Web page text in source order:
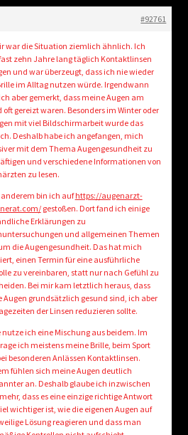
child
menu
#92761
war die Situation ziemlich ähnlich. Ich
zehn Jahre lang täglich Kontaktlinsen
und war überzeugt, dass ich nie wieder
im Alltag nutzen würde. Irgendwann
aber gemerkt, dass meine Augen am
oft gereizt waren. Besonders im Winter oder
mit viel Bildschirmarbeit wurde das
Deshalb habe ich angefangen, mich
mit dem Thema Augengesundheit zu
und verschiedene Informationen von
zu lesen.
bin ich aufhttps://augenarzt-
gestoßen. Dort fand ich einige
Erklärungen zu
und allgemeinen Themen
die Augengesundheit. Das hat mich
einen Termin für eine ausführliche
zu vereinbaren, statt nur nach Gefühl zu
Bei mir kam letztlich heraus, dass
Augen grundsätzlich gesund sind, ich aber
der Linsen reduzieren sollte.
nutze ich eine Mischung aus beidem. Im
ich meistens meine Brille, beim Sport
besonderen Anlässen Kontaktlinsen.
fühlen sich meine Augen deutlich
an. Deshalb glaube ich inzwischen
dass es eine einzige richtige Antwort
wichtiger ist, wie die eigenen Augen auf
Lösung reagieren und dass man